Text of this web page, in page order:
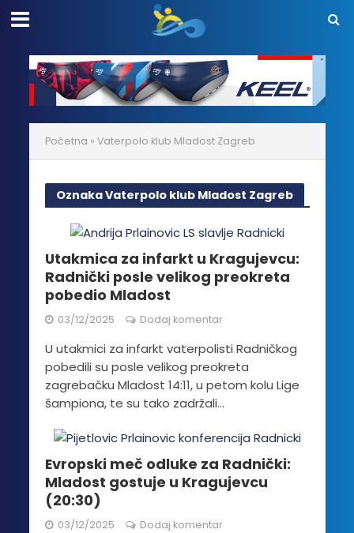
Početna » Vaterpolo klub Mladost Zagreb
Oznaka Vaterpolo klub Mladost Zagreb
Utakmica za infarkt u Kragujevcu:
Radnički posle velikog preokreta
pobedio Mladost
03/12/2025 Dodaj komentar
U utakmici za infarkt vaterpolisti Radničkog
pobedili su posle velikog preokreta
zagrebačku Mladost 14:11, u petom kolu Lige
šampiona, te su tako zadržali...
Evropski meč odluke za Radnički:
Mladost gostuje u Kragujevcu
(20:30)
03/12/2025 Dodaj komentar